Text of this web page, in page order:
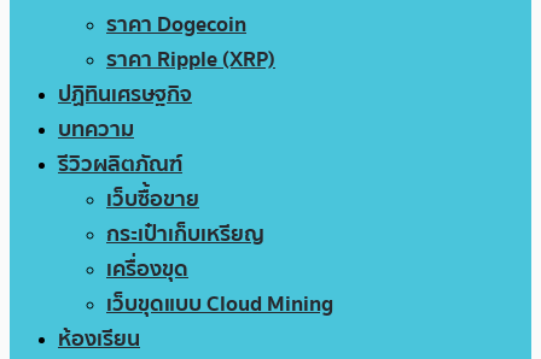
ราคา Dogecoin
ราคา Ripple (XRP)
ปฏิทินเศรษฐกิจ
บทความ
รีวิวผลิตภัณฑ์
เว็บซื้อขาย
กระเป๋าเก็บเหรียญ
เครื่องขุด
เว็บขุดแบบ Cloud Mining
ห้องเรียน